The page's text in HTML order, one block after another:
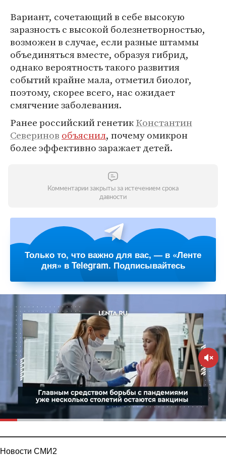
Вариант, сочетающий в себе высокую
заразность с высокой болезнетворностью,
возможен в случае, если разные штаммы
объединяться вместе, образуя гибрид,
однако вероятность такого развития
событий крайне мала, отметил биолог,
поэтому, скорее всего, нас ожидает
смягчение заболевания.
Ранее российский генетикКонстантин
Северинов объяснил, почему омикрон
более эффективно заражает детей.
Комментарии закрыты за истечением срока
давности
Только то, что важно для вас, — в «Ленте
дня» в Telegram. Подписывайтесь
Новости СМИ2